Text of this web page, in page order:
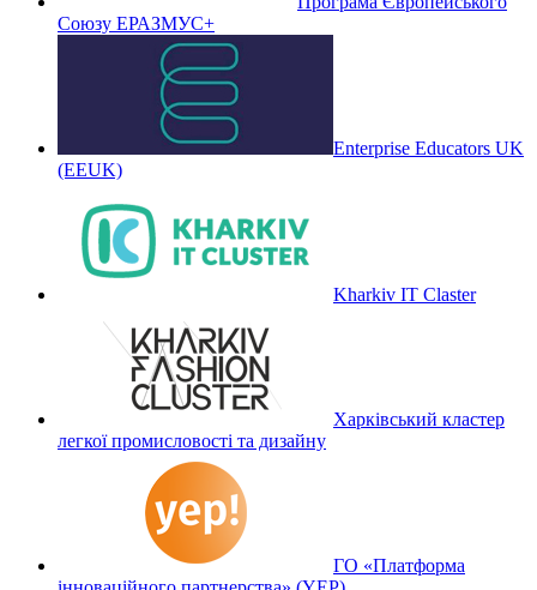
Союзу ЕРАЗМУС+
Enterprise Educators UK
(EEUK)
Kharkiv IT Claster
Харківський кластер
легкої промисловості та дизайну
ГО «Платформа